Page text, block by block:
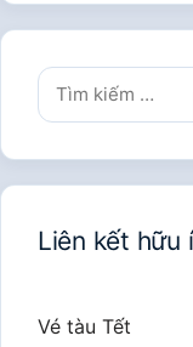
Tìm
kiếm
Liên kết hữu
Vé tàu Tết